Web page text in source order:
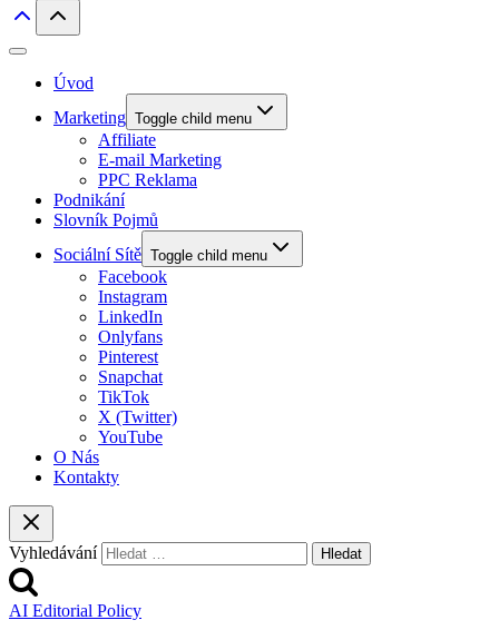
Úvod
Marketing Toggle child menu
Affiliate
E-mail Marketing
PPC Reklama
Podnikání
Slovník Pojmů
Sociální Sítě Toggle child menu
Facebook
Instagram
LinkedIn
Onlyfans
Pinterest
Snapchat
TikTok
X (Twitter)
YouTube
O Nás
Kontakty
Vyhledávání
AI Editorial Policy